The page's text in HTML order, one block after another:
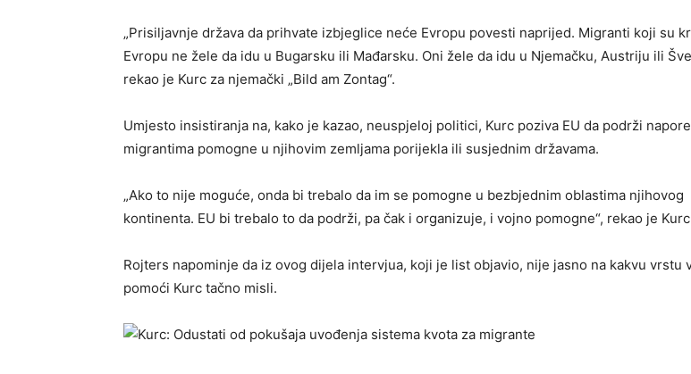
„Prisiljavnje država da prihvate izbjeglice neće Evropu povesti naprijed. Migranti koji su
Evropu ne žele da idu u Bugarsku ili Mađarsku. Oni žele da idu u Njemačku, Austriju ili
rekao je Kurc za njemački „Bild am Zontag“.
Umjesto insistiranja na, kako je kazao, neuspjeloj politici, Kurc poziva EU da podrži
migrantima pomogne u njihovim zemljama porijekla ili susjednim državama.
„Ako to nije moguće, onda bi trebalo da im se pomogne u bezbjednim oblastima njihovog
kontinenta. EU bi trebalo to da podrži, pa čak i organizuje, i vojno pomogne“, rekao je
Rojters napominje da iz ovog dijela intervjua, koji je list objavio, nije jasno na kakvu vrstu
pomoći Kurc tačno misli.